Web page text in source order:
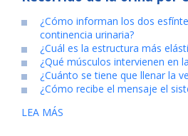
¿Cómo informan los dos
continencia urinaria?
¿Cuál es la estructura más
¿Qué músculos intervienen en
¿Cuánto se tiene que llenar la
¿Cómo recibe el mensaje el
LEA MÁS